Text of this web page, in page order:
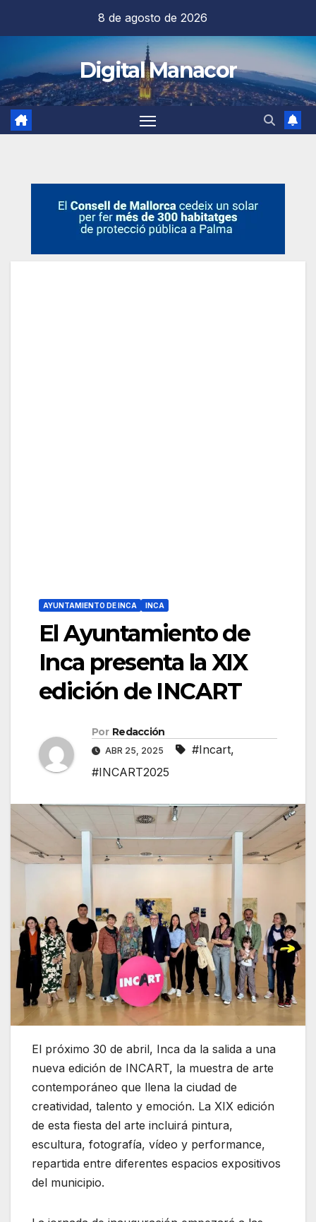
contenido
8 de agosto de 2026
Digital Manacor
AYUNTAMIENTO DE INCA INCA
El Ayuntamiento de
Inca presenta la XIX
edición de INCART
Por Redacción
ABR 25, 2025 #Incart,
#INCART2025
El próximo 30 de abril, Inca da la salida a una
nueva edición de INCART, la muestra de arte
contemporáneo que llena la ciudad de
creatividad, talento y emoción. La XIX edición
de esta fiesta del arte incluirá pintura,
escultura, fotografía, vídeo y performance,
repartida entre diferentes espacios expositivos
del municipio.